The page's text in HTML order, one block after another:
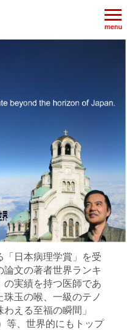
「日本病理学賞」を受
文の著者世界ランキ
の実績を持つ医師であ
珠玉の喉、一級のテノ
える至福の瞬間」
等、世界的にもトップ